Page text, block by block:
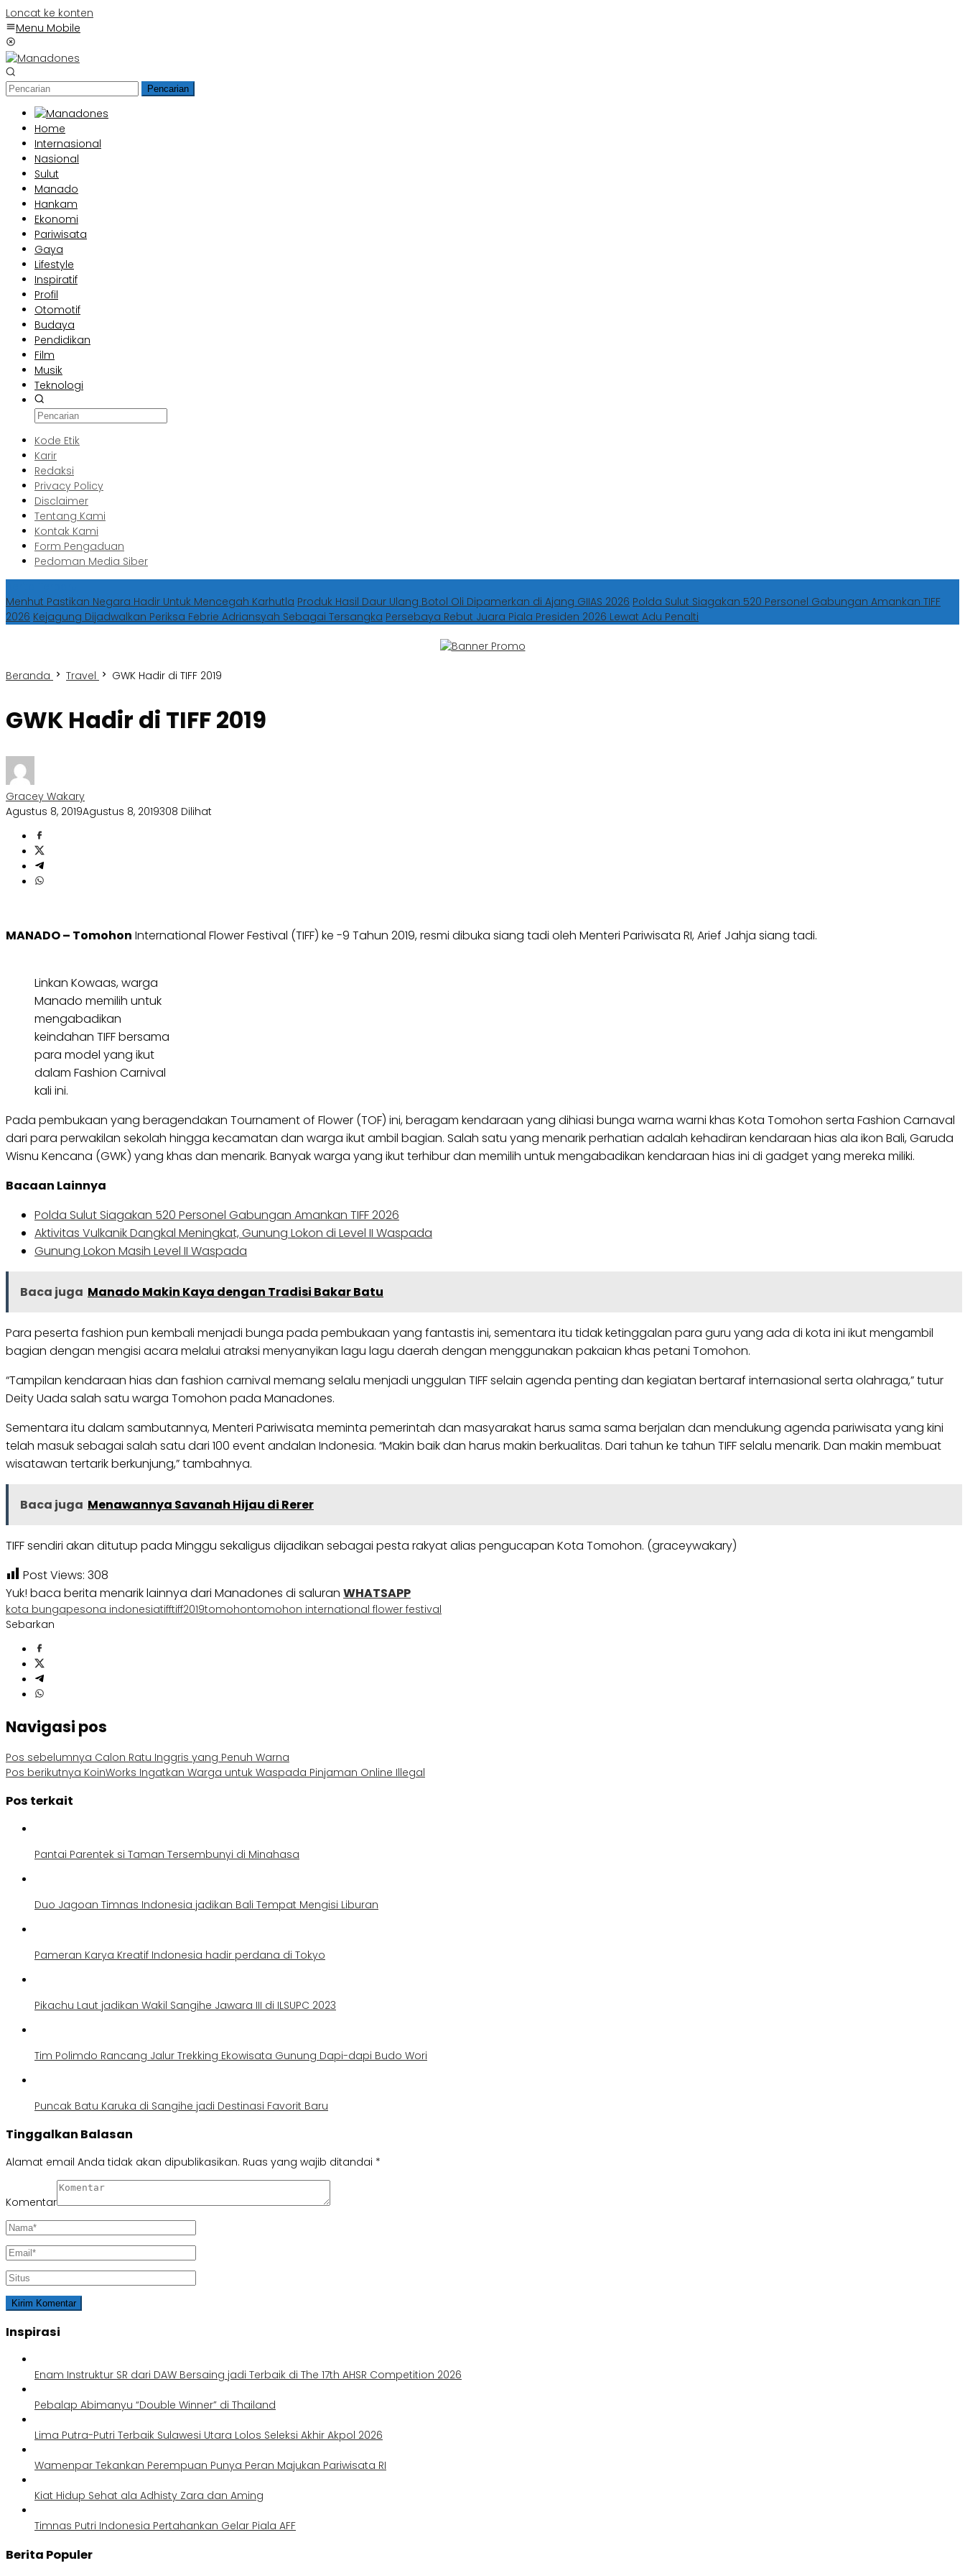
Loncat ke konten
Menu Mobile
Pencarian
Home
Internasional
Nasional
Sulut
Manado
Hankam
Ekonomi
Pariwisata
Gaya
Lifestyle
Inspiratif
Profil
Otomotif
Budaya
Pendidikan
Film
Musik
Teknologi
Kode Etik
Karir
Redaksi
Privacy Policy
Disclaimer
Tentang Kami
Kontak Kami
Form Pengaduan
Pedoman Media Siber
Menhut Pastikan Negara Hadir Untuk Mencegah Karhutla Produk Hasil Daur Ulang Botol Oli Dipamerkan di Ajang GIIAS 2026 Polda Sulut Siagakan 520 Personel Gabungan Amankan TIFF
2026 Kejagung Dijadwalkan Periksa Febrie Adriansyah Sebagai Tersangka Persebaya Rebut Juara Piala Presiden 2026 Lewat Adu Penalti
Beranda Travel GWK Hadir di TIFF 2019
GWK Hadir di TIFF 2019
Gracey Wakary
Agustus 8, 2019Agustus 8, 2019308 Dilihat
MANADO – Tomohon International Flower Festival (TIFF) ke -9 Tahun 2019, resmi dibuka siang tadi oleh Menteri Pariwisata RI, Arief Jahja siang tadi.
Linkan Kowaas, warga
Manado memilih untuk
mengabadikan
keindahan TIFF bersama
para model yang ikut
dalam Fashion Carnival
kali ini.
Pada pembukaan yang beragendakan Tournament of Flower (TOF) ini, beragam kendaraan yang dihiasi bunga warna warni khas Kota Tomohon serta Fashion Carnaval
dari para perwakilan sekolah hingga kecamatan dan warga ikut ambil bagian. Salah satu yang menarik perhatian adalah kehadiran kendaraan hias ala ikon Bali, Garuda
Wisnu Kencana (GWK) yang khas dan menarik. Banyak warga yang ikut terhibur dan memilih untuk mengabadikan kendaraan hias ini di gadget yang mereka miliki.
Bacaan Lainnya
Polda Sulut Siagakan 520 Personel Gabungan Amankan TIFF 2026
Aktivitas Vulkanik Dangkal Meningkat, Gunung Lokon di Level II Waspada
Gunung Lokon Masih Level II Waspada
Baca juga Manado Makin Kaya dengan Tradisi Bakar Batu
Para peserta fashion pun kembali menjadi bunga pada pembukaan yang fantastis ini, sementara itu tidak ketinggalan para guru yang ada di kota ini ikut mengambil
bagian dengan mengisi acara melalui atraksi menyanyikan lagu lagu daerah dengan menggunakan pakaian khas petani Tomohon.
“Tampilan kendaraan hias dan fashion carnival memang selalu menjadi unggulan TIFF selain agenda penting dan kegiatan bertaraf internasional serta olahraga,” tutur
Deity Uada salah satu warga Tomohon pada Manadones.
Sementara itu dalam sambutannya, Menteri Pariwisata meminta pemerintah dan masyarakat harus sama sama berjalan dan mendukung agenda pariwisata yang kini
telah masuk sebagai salah satu dari 100 event andalan Indonesia. “Makin baik dan harus makin berkualitas. Dari tahun ke tahun TIFF selalu menarik. Dan makin membuat
wisatawan tertarik berkunjung,” tambahnya.
Baca juga Menawannya Savanah Hijau di Rerer
TIFF sendiri akan ditutup pada Minggu sekaligus dijadikan sebagai pesta rakyat alias pengucapan Kota Tomohon. (graceywakary)
Post Views: 308
Yuk! baca berita menarik lainnya dari Manadones di saluran WHATSAPP
kota bungapesona indonesiatifftiff2019tomohontomohon international flower festival
Sebarkan
Navigasi pos
Pos sebelumnya Calon Ratu Inggris yang Penuh Warna
Pos berikutnya KoinWorks Ingatkan Warga untuk Waspada Pinjaman Online Illegal
Pos terkait
Pantai Parentek si Taman Tersembunyi di Minahasa
Duo Jagoan Timnas Indonesia jadikan Bali Tempat Mengisi Liburan
Pameran Karya Kreatif Indonesia hadir perdana di Tokyo
Pikachu Laut jadikan Wakil Sangihe Jawara III di ILSUPC 2023
Tim Polimdo Rancang Jalur Trekking Ekowisata Gunung Dapi-dapi Budo Wori
Puncak Batu Karuka di Sangihe jadi Destinasi Favorit Baru
Tinggalkan Balasan
Alamat email Anda tidak akan dipublikasikan. Ruas yang wajib ditandai *
Komentar
Inspirasi
Enam Instruktur SR dari DAW Bersaing jadi Terbaik di The 17th AHSR Competition 2026
Pebalap Abimanyu “Double Winner” di Thailand
Lima Putra-Putri Terbaik Sulawesi Utara Lolos Seleksi Akhir Akpol 2026
Wamenpar Tekankan Perempuan Punya Peran Majukan Pariwisata RI
Kiat Hidup Sehat ala Adhisty Zara dan Aming
Timnas Putri Indonesia Pertahankan Gelar Piala AFF
Berita Populer